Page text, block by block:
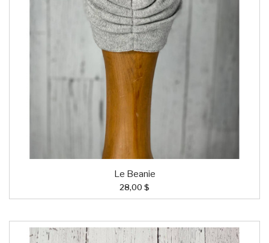
Le Beanie
28,00 $